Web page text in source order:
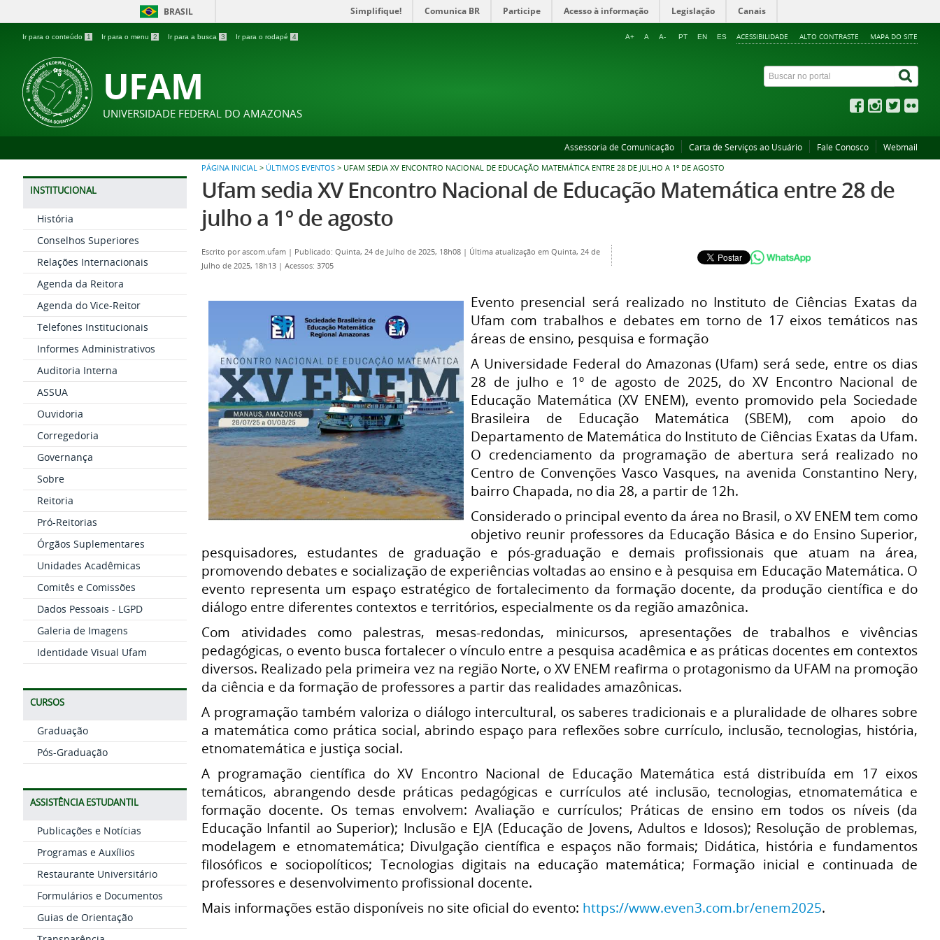
BRASIL Simplifique! Comunica BR Participe Acesso à informação Legislação Canais
Ir para o conteúdo 1 Ir para o menu 2 Ir para a busca 3 Ir para o rodapé 4 ACESSIBILIDADE ALTO CONTRASTE MAPA DO SITE
A+ A A- PT EN ES
UFAM
UNIVERSIDADE FEDERAL DO AMAZONAS
Assessoria de Comunicação Carta de Serviços ao Usuário Fale Conosco Webmail
PÁGINA INICIAL > ÚLTIMOS EVENTOS > UFAM SEDIA XV ENCONTRO NACIONAL DE EDUCAÇÃO MATEMÁTICA ENTRE 28 DE JULHO A 1º DE AGOSTO
INSTITUCIONAL
História
Conselhos Superiores
Relações Internacionais
Agenda da Reitora
Agenda do Vice-Reitor
Telefones Institucionais
Informes Administrativos
Auditoria Interna
ASSUA
Ouvidoria
Corregedoria
Governança
Sobre
Reitoria
Pró-Reitorias
Órgãos Suplementares
Unidades Acadêmicas
Comitês e Comissões
Dados Pessoais - LGPD
Galeria de Imagens
Identidade Visual Ufam
CURSOS
Graduação
Pós-Graduação
ASSISTÊNCIA ESTUDANTIL
Publicações e Notícias
Programas e Auxílios
Restaurante Universitário
Formulários e Documentos
Guias de Orientação
Ufam sedia XV Encontro Nacional de Educação Matemática entre 28 de
julho a 1º de agosto
Escrito porascom.ufam | Publicado: Quinta, 24 de Julho de 2025, 18h08 | Última atualização em Quinta, 24 de
Julho de 2025, 18h13 | Acessos: 3705
Evento presencial será realizado no Instituto de Ciências Exatas da
Ufam com trabalhos e debates em torno de 17 eixos temáticos nas
áreas de ensino, pesquisa e formação
A Universidade Federal do Amazonas (Ufam) será sede, entre os dias
28 de julho e 1º de agosto de 2025, do XV Encontro Nacional de
Educação Matemática (XV ENEM), evento promovido pela Sociedade
Brasileira de Educação Matemática (SBEM), com apoio do
Departamento de Matemática do Instituto de Ciências Exatas da Ufam.
O credenciamento da programação de abertura será realizado no
Centro de Convenções Vasco Vasques, na avenida Constantino Nery,
bairro Chapada, no dia 28, a partir de 12h.
Considerado o principal evento da área no Brasil, o XV ENEM tem como
objetivo reunir professores da Educação Básica e do Ensino Superior,
pesquisadores, estudantes de graduação e pós-graduação e demais profissionais que atuam na área,
promovendo debates e socialização de experiências voltadas ao ensino e à pesquisa em Educação Matemática. O
evento representa um espaço estratégico de fortalecimento da formação docente, da produção científica e do
diálogo entre diferentes contextos e territórios, especialmente os da região amazônica.
Com atividades como palestras, mesas-redondas, minicursos, apresentações de trabalhos e vivências
pedagógicas, o evento busca fortalecer o vínculo entre a pesquisa acadêmica e as práticas docentes em contextos
diversos. Realizado pela primeira vez na região Norte, o XV ENEM reafirma o protagonismo da UFAM na promoção
da ciência e da formação de professores a partir das realidades amazônicas.
A programação também valoriza o diálogo intercultural, os saberes tradicionais e a pluralidade de olhares sobre
a matemática como prática social, abrindo espaço para reflexões sobre currículo, inclusão, tecnologias, história,
etnomatemática e justiça social.
A programação científica do XV Encontro Nacional de Educação Matemática está distribuída em 17 eixos
temáticos, abrangendo desde práticas pedagógicas e currículos até inclusão, tecnologias, etnomatemática e
formação docente. Os temas envolvem: Avaliação e currículos; Práticas de ensino em todos os níveis (da
Educação Infantil ao Superior); Inclusão e EJA (Educação de Jovens, Adultos e Idosos); Resolução de problemas,
modelagem e etnomatemática; Divulgação científica e espaços não formais; Didática, história e fundamentos
filosóficos e sociopolíticos; Tecnologias digitais na educação matemática; Formação inicial e continuada de
professores e desenvolvimento profissional docente.
Mais informações estão disponíveis no site oficial do evento: https://www.even3.com.br/enem2025.